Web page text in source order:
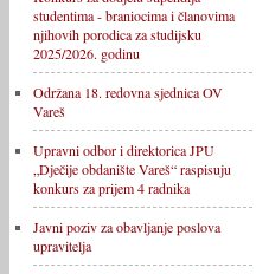
studentima - braniocima i članovima
njihovih porodica za studijsku
2025/2026. godinu
Održana 18. redovna sjednica OV
Vareš
Upravni odbor i direktorica JPU
„Dječije obdanište Vareš“ raspisuju
konkurs za prijem 4 radnika
Javni poziv za obavljanje poslova
upravitelja